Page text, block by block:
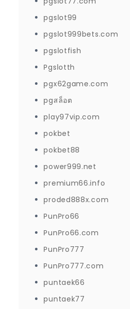
pgslot99
pgslot999bets.com
pgslotfish
Pgslotth
pgx62game.com
pgสล็อต
play97vip.com
pokbet
pokbet88
power999.net
premium66.info
proded888x.com
PunPro66
PunPro66.com
PunPro777
PunPro777.com
puntaek66
puntaek77